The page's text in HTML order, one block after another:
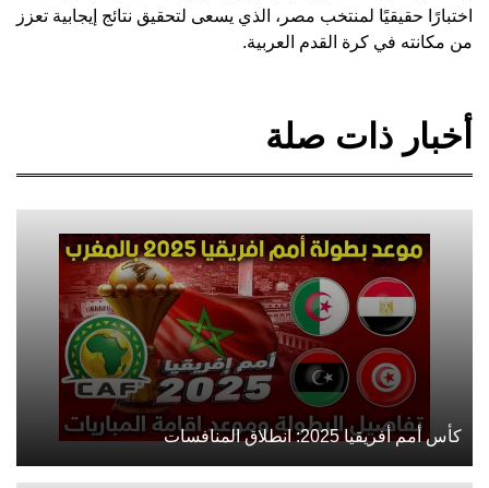
اختبارًا حقيقيًا لمنتخب مصر، الذي يسعى لتحقيق نتائج إيجابية تعزز
من مكانته في كرة القدم العربية.
أخبار ذات صلة
كأس أمم أفريقيا 2025: انطلاق المنافسات